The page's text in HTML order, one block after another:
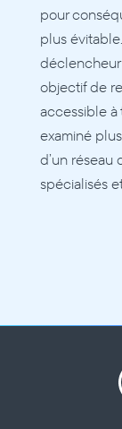
pour
plus
déclencheur
objectif de
accessible à
examiné
d’un réseau
spécialisés